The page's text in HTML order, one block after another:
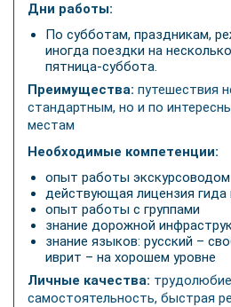
Дни работы:
По субботам, праздникам,
иногда поездки на
пятница-суббота.
Преимущества: путешествия
стандартным, но и по
местам
Необходимые компетенции:
опыт работы экскурсоводом
действующая лицензия
опыт работы с группами
знание дорожной
знание языков: русский –
иврит – на хорошем уровне
Личные качества:
самостоятельность, быстрая